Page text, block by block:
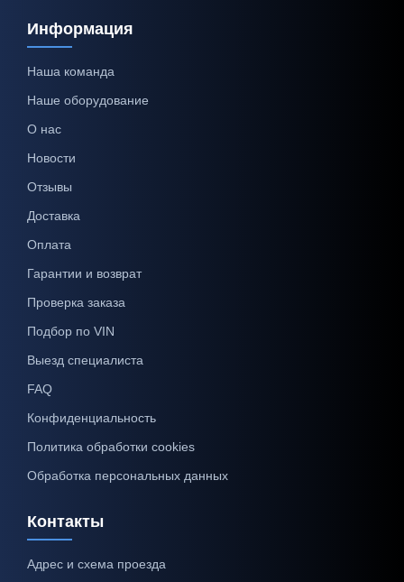
Информация
Наша команда
Наше оборудование
О нас
Новости
Отзывы
Доставка
Оплата
Гарантии и возврат
Проверка заказа
Подбор по VIN
Выезд специалиста
FAQ
Конфиденциальность
Политика обработки cookies
Обработка персональных данных
Контакты
Адрес и схема проезда